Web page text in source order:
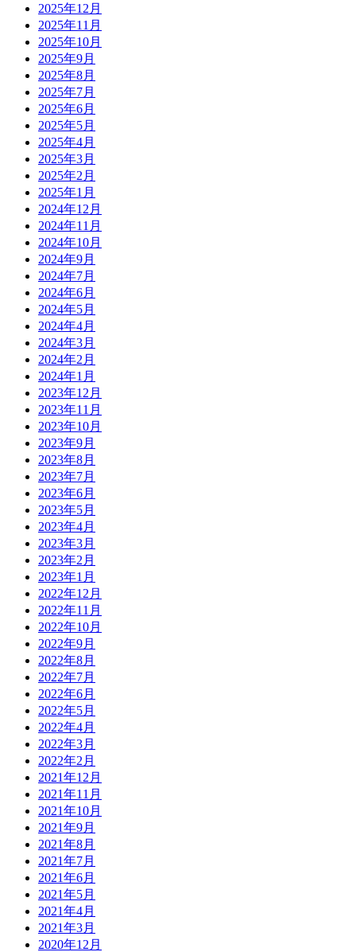
2025年12月
2025年11月
2025年10月
2025年9月
2025年8月
2025年7月
2025年6月
2025年5月
2025年4月
2025年3月
2025年2月
2025年1月
2024年12月
2024年11月
2024年10月
2024年9月
2024年7月
2024年6月
2024年5月
2024年4月
2024年3月
2024年2月
2024年1月
2023年12月
2023年11月
2023年10月
2023年9月
2023年8月
2023年7月
2023年6月
2023年5月
2023年4月
2023年3月
2023年2月
2023年1月
2022年12月
2022年11月
2022年10月
2022年9月
2022年8月
2022年7月
2022年6月
2022年5月
2022年4月
2022年3月
2022年2月
2021年12月
2021年11月
2021年10月
2021年9月
2021年8月
2021年7月
2021年6月
2021年5月
2021年4月
2021年3月
2020年12月